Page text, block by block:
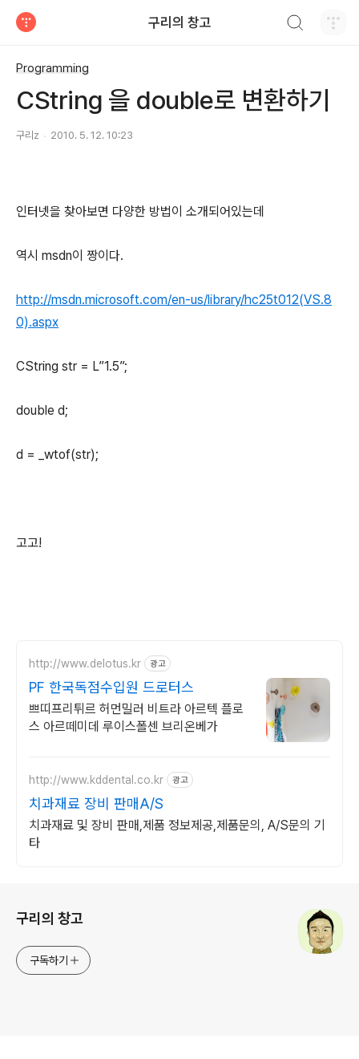
구리의 창고
Programming
CString 을 double로 변환하기
구리z 2010. 5. 12. 10:23
인터넷을 찾아보면 다양한 방법이 소개되어있는데
역시 msdn이 짱이다.
http://msdn.microsoft.com/en-us/library/hc25t012(VS.8
0).aspx
CString str = L”1.5”;
double d;
d = _wtof(str);
고고!
http://www.delotus.kr 광고
PF 한국독점수입원 드로터스
쁘띠프리튀르 허먼밀러 비트라 아르텍 플로
스 아르떼미데 루이스폴센 브리온베가
http://www.kddental.co.kr 광고
치과재료 장비 판매A/S
치과재료 및 장비 판매,제품 정보제공,제품문의, A/S문의 기
타
구리의 창고
구독하기